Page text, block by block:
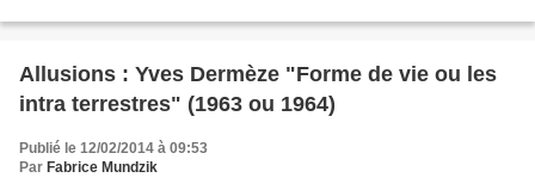
Allusions : Yves Dermèze "Forme de vie ou les
intra terrestres" (1963 ou 1964)
Publié le 12/02/2014 à 09:53
Par Fabrice Mundzik